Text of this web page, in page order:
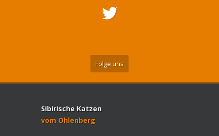
Folge uns
Sibirische Katzen
vom Ohlenberg